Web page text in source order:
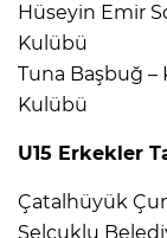
Hüseyin Emir
Kulübü
Tuna Başbuğ –
Kulübü
U15 Erkekler
Çatalhüyük
Selçuklu